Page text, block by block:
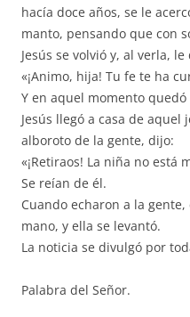
hacía doce años, se le
manto, pensando que con
Jesús se volvió y, al verla, le
«¡Animo, hija! Tu fe te ha
Y en aquel momento
Jesús llegó a casa de
alboroto de la gente, dijo:
«¡Retiraos! La niña no está
Se reían de él.
Cuando echaron a la
mano, y ella se levantó.
La noticia se divulgó por
Palabra del Señor.